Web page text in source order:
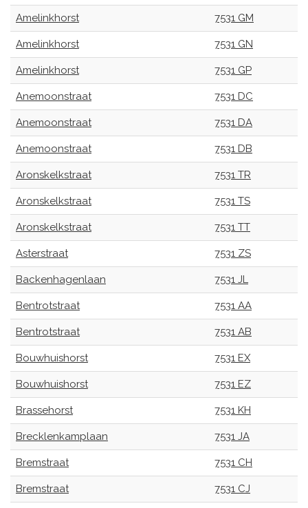
Amelinkhorst 7531 GM
Amelinkhorst 7531 GN
Amelinkhorst 7531 GP
Anemoonstraat 7531 DC
Anemoonstraat 7531 DA
Anemoonstraat 7531 DB
Aronskelkstraat 7531 TR
Aronskelkstraat 7531 TS
Aronskelkstraat 7531 TT
Asterstraat 7531 ZS
Backenhagenlaan 7531 JL
Bentrotstraat 7531 AA
Bentrotstraat 7531 AB
Bouwhuishorst 7531 EX
Bouwhuishorst 7531 EZ
Brassehorst 7531 KH
Brecklenkamplaan 7531 JA
Bremstraat 7531 CH
Bremstraat 7531 CJ